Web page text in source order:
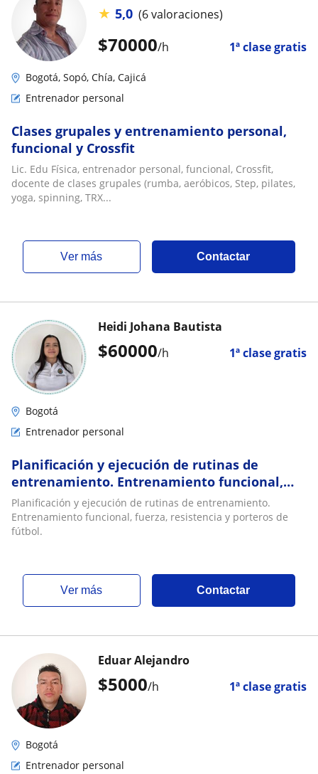
$70000/h 1ª clase gratis
★ 5,0 (6 valoraciones)
Bogotá, Sopó, Chía, Cajicá
Entrenador personal
Clases grupales y entrenamiento personal,
funcional y Crossfit
Lic. Edu Física, entrenador personal, funcional, Crossfit,
docente de clases grupales (rumba, aeróbicos, Step, pilates,
yoga, spinning, TRX...
ver más Contactar
$60000/h 1ª clase gratis
Heidi Johana Bautista
Bogotá
Entrenador personal
Planificación y ejecución de rutinas de
entrenamiento. Entrenamiento funcional,
fuerza, resistencia y porteros de fútbol
Planificación y ejecución de rutinas de entrenamiento.
Entrenamiento funcional, fuerza, resistencia y porteros de
fútbol.
ver más Contactar
$5000/h 1ª clase gratis
Eduar Alejandro
Bogotá
Entrenador personal